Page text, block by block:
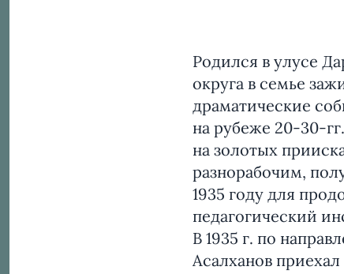
Родился в улусе
округа в семье
драматические
на рубеже 20-30-
на золотых
разнорабочим,
1935 году для
педагогический
В 1935 г. по
Асалханов